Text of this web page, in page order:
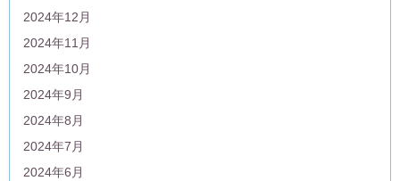
2024年12月
2024年11月
2024年10月
2024年9月
2024年8月
2024年7月
2024年6月